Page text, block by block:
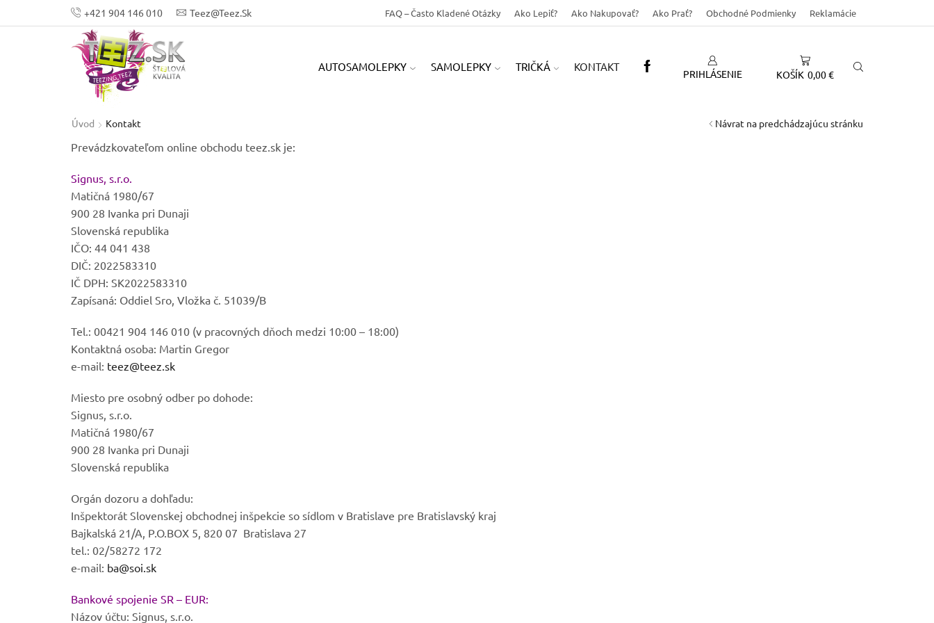
+421 904 146 010 Teez@teez.sk FAQ – Často Kladené Otázky Ako Lepiť? Ako Nakupovať? Ako Prať? Obchodné Podmienky Reklamácie
AUTOSAMOLEPKY SAMOLEPKY TRIČKÁ KONTAKT
PRIHLÁSENIE KOŠÍK 0,00€
Návrat na predchádzajúcu stránku
Úvod Kontakt
Prevádzkovateľom online obchodu teez.sk je:
Signus, s.r.o.
Matičná 1980/67
900 28 Ivanka pri Dunaji
Slovenská republika
IČO: 44 041 438
DIČ: 2022583310
IČ DPH: SK2022583310
Zapísaná: Oddiel Sro, Vložka č. 51039/B
Tel.: 00421 904 146 010 (v pracovných dňoch medzi 10:00 – 18:00)
Kontaktná osoba: Martin Gregor
e-mail: teez@teez.sk
Miesto pre osobný odber po dohode:
Signus, s.r.o.
Matičná 1980/67
900 28 Ivanka pri Dunaji
Slovenská republika
Orgán dozoru a dohľadu:
Inšpektorát Slovenskej obchodnej inšpekcie so sídlom v Bratislave pre Bratislavský kraj
Bajkalská 21/A, P.O.BOX 5, 820 07 Bratislava 27
tel.: 02/58272 172
e-mail: ba@soi.sk
Bankové spojenie SR – EUR:
Názov účtu: Signus, s.r.o.